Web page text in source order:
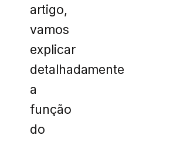
artigo,
vamos
explicar
detalhadamente
a
função
do